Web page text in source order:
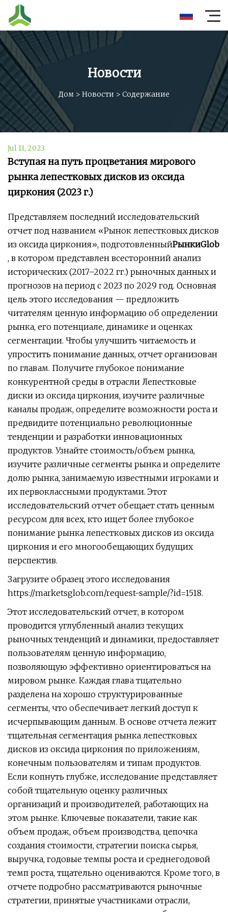
Новости
Дом > Новости > Содержание
Jul 11, 2023
Вступая на путь процветания мирового
рынка лепестковых дисков из оксида
циркония (2023 г.)
Представляем последний исследовательский
отчет под названием «Рынок лепестковых дисков
из оксида циркония», подготовленныйРынкиGlob
, в котором представлен всесторонний анализ
исторических (2017–2022 гг.) рыночных данных и
прогнозов на период с 2023 по 2029 год. Основная
цель этого исследования — предложить
читателям ценную информацию об определении
рынка, его потенциале, динамике и оценках
сегментации. Чтобы улучшить читаемость и
упростить понимание данных, отчет организован
по главам. Получите глубокое понимание
конкурентной среды в отрасли Лепестковые
диски из оксида циркония, изучите различные
каналы продаж, определите возможности роста и
предвидите потенциально революционные
тенденции и разработки инновационных
продуктов. Узнайте стоимость/объем рынка,
изучите различные сегменты рынка и определите
долю рынка, занимаемую известными игроками и
их первоклассными продуктами. Этот
исследовательский отчет обещает стать ценным
ресурсом для всех, кто ищет более глубокое
понимание рынка лепестковых дисков из оксида
циркония и его многообещающих будущих
перспектив.
Загрузите образец этого исследования
https://marketsglob.com/request-sample/?id=1518.
Этот исследовательский отчет, в котором
проводится углубленный анализ текущих
рыночных тенденций и динамики, предоставляет
пользователям ценную информацию,
позволяющую эффективно ориентироваться на
мировом рынке. Каждая глава тщательно
разделена на хорошо структурированные
сегменты, что обеспечивает легкий доступ к
исчерпывающим данным. В основе отчета лежит
тщательная сегментация рынка лепестковых
дисков из оксида циркония по приложениям,
конечным пользователям и типам продуктов.
Если копнуть глубже, исследование представляет
собой тщательную оценку различных
организаций и производителей, работающих на
этом рынке. Ключевые показатели, такие как
объем продаж, объем производства, цепочка
создания стоимости, стратегии поиска сырья,
выручка, годовые темпы роста и среднегодовой
темп роста, тщательно оцениваются. Кроме того, в
отчете подробно рассматриваются рыночные
стратегии, принятые участниками отрасли,